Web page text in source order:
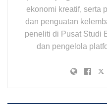
ekonomi kreatif, serta
dan penguatan
peneliti di Pusat Studi
dan pengelola